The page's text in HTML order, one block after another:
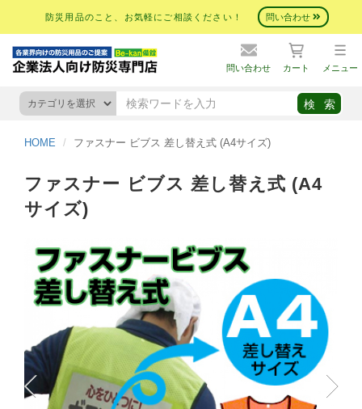
防災用品のこと、お気軽にご相談ください！ 問い合わせ
問い合わせ カート メニュー
HOME ファスナー ビブス 差し替え式 (A4サイズ)
ファスナー ビブス 差し替え式 (A4
サイズ)